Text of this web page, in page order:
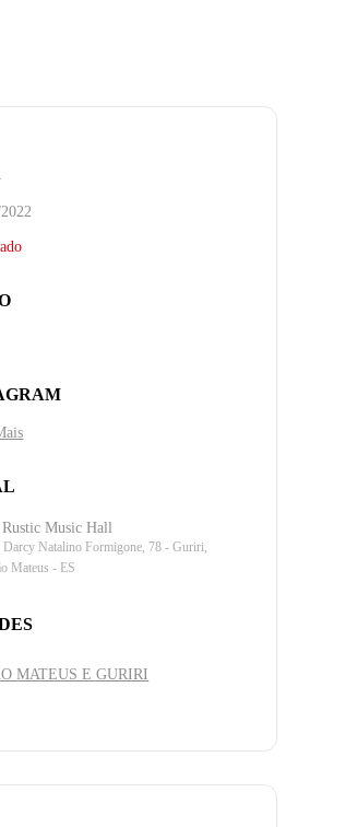
Music Hall
Darcy Natalino Formigone, 78 - Guriri,
Mateus - ES
MATEUS E GURIRI